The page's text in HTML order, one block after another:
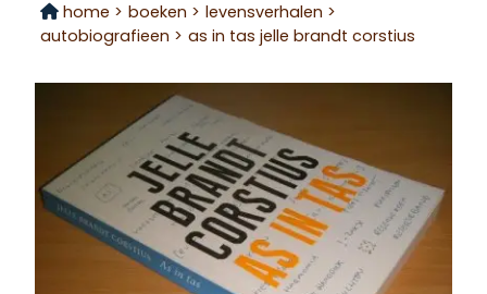
home > boeken > levensverhalen >
autobiografieen > as in tas jelle brandt corstius